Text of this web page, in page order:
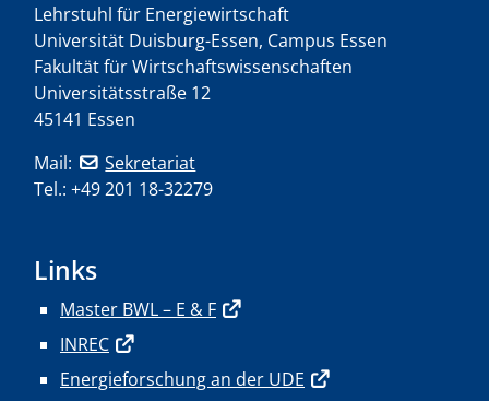
Lehrstuhl für Energiewirtschaft
Universität Duisburg-Essen, Campus Essen
Fakultät für Wirtschaftswissenschaften
Universitätsstraße 12
45141 Essen
Mail:
Sekretariat
Tel.: +49 201 18-32279
Links
Master BWL – E & F
INREC
Energieforschung an der UDE